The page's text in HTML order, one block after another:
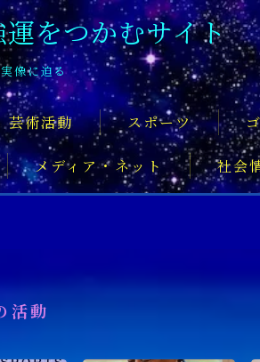
をつかむサイト
像に迫る
芸術活動 スポーツ
メディア・ネット 社会
すめの記事
活動